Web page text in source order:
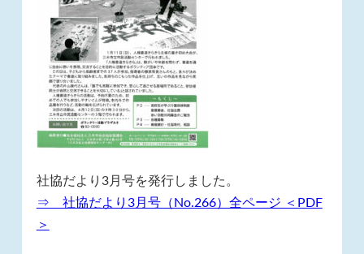
社協だより3月号を発行しました。
⇒ 社協だより3月号（No.266）全ページ ＜PDF
＞